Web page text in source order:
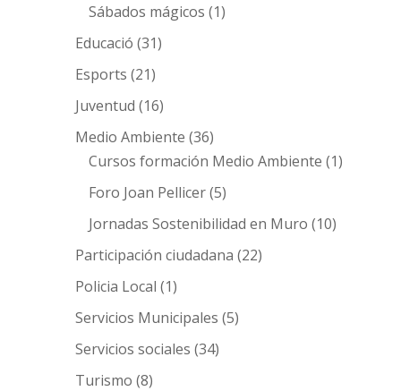
Sábados mágicos (1)
Educació (31)
Esports (21)
Juventud (16)
Medio Ambiente (36)
Cursos formación Medio Ambiente (1)
Foro Joan Pellicer(5)
Jornadas Sostenibilidad en Muro (10)
Participación ciudadana (22)
Policia Local (1)
Servicios Municipales (5)
Servicios sociales (34)
Turismo (8)